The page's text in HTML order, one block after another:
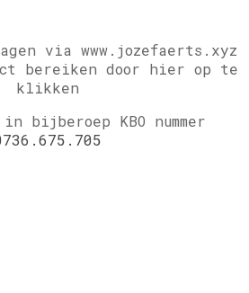
via www.jozefaerts.xyz
bereiken door hier op te
klikken
bijberoep KBO nummer